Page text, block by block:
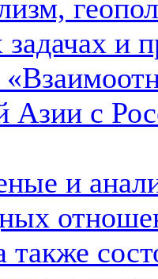
и
Азии с
и
также